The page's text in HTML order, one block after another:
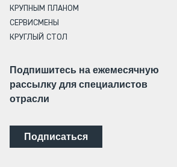
КРУПНЫМ ПЛАНОМ
СЕРВИСМЕНЫ
КРУГЛЫЙ СТОЛ
Подпишитесь на ежемесячную
рассылку для специалистов
отрасли
Подписаться